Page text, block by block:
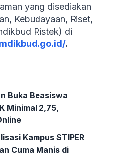
yang disediakan
Kebudayaan, Riset,
Ristek) di
.
Buka Beasiswa
Minimal 2,75,
Kampus STIPER
Cuma Manis di